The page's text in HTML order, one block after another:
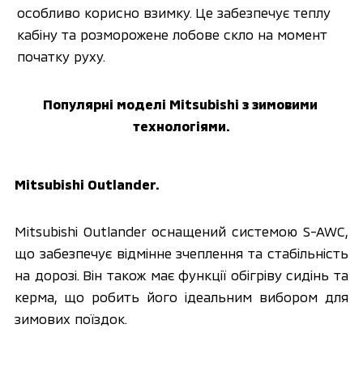
особливо корисно взимку. Це забезпечує теплу
кабіну та розморожене лобове скло на момент
початку руху.
Популярні моделі Mitsubishi з зимовими
технологіями.
Mitsubishi Outlander.
Mitsubishi Outlander оснащений системою S-AWC,
що забезпечує відмінне зчеплення та стабільність
на дорозі. Він також має функції обігріву сидінь та
керма, що робить його ідеальним вибором для
зимових поїздок.